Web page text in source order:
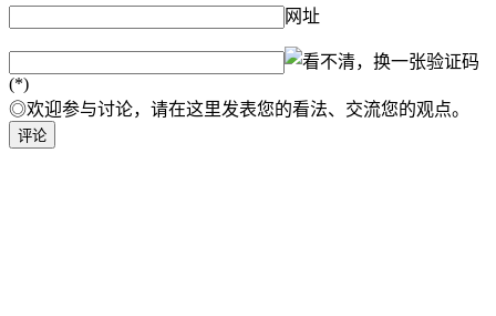
网址
验证码
(*)
◎欢迎参与讨论，请在这里发表您的看法、交流您的观点。